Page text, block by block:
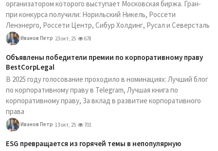
организатором которого выступает Московская биржа. Гран-
при конкурса получили: Норильский Никель, Россети
Ленэнерго, Россети Центр, Сибур Холдинг, Русал и Северсталь
Иванов Петр 23 окт, 25 678
Объявлены победители премии по корпоративному праву
BestCorpLegal
В 2025 году голосование проходило в номинациях: Лучший блог
по корпоративному праву в Telegram, Лучшая книга по
корпоративному праву, За вклад в развитие корпоративного
права
Иванов Петр 13 окт, 25 701
ESG превращается из горячей темы в непопулярную